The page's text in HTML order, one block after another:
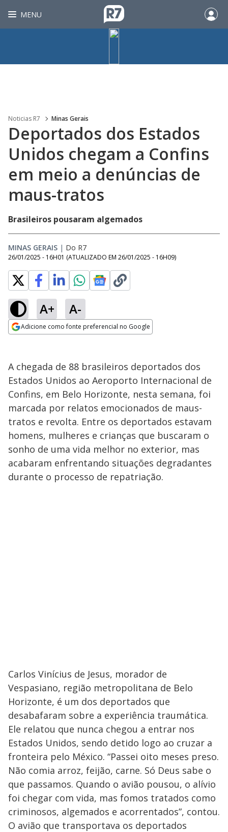
MENU
Noticias R7 Minas Gerais
Deportados dos Estados
Unidos chegam a Confins
em meio a denúncias de
maus-tratos
Brasileiros pousaram algemados
MINAS GERAIS | Do R7
26/01/2025 - 16H01 (ATUALIZADO EM 26/01/2025 - 16H09)
A+ A-
Adicione como fonte preferencial no Google
A chegada de 88 brasileiros deportados dos
Estados Unidos ao Aeroporto Internacional de
Confins, em Belo Horizonte, nesta semana, foi
marcada por relatos emocionados de maus-
tratos e revolta. Entre os deportados estavam
homens, mulheres e crianças que buscaram o
sonho de uma vida melhor no exterior, mas
acabaram enfrentando situações degradantes
durante o processo de repatriação.
Carlos Vinícius de Jesus, morador de
Vespasiano, região metropolitana de Belo
Horizonte, é um dos deportados que
desabafaram sobre a experiência traumática.
Ele relatou que nunca chegou a entrar nos
Estados Unidos, sendo detido logo ao cruzar a
fronteira pelo México. “Passei oito meses preso.
Não comia arroz, feijão, carne. Só Deus sabe o
que passamos. Quando o avião pousou, o alívio
foi chegar com vida, mas fomos tratados como
criminosos, algemados e acorrentados”, contou.
O avião que transportava os deportados